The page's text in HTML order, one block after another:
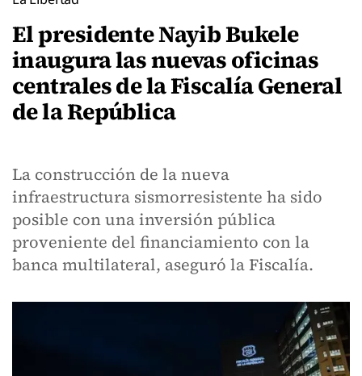
El presidente Nayib Bukele
inaugura las nuevas oficinas
centrales de la Fiscalía General
de la República
La construcción de la nueva
infraestructura sismorresistente ha sido
posible con una inversión pública
proveniente del financiamiento con la
banca multilateral, aseguró la Fiscalía.